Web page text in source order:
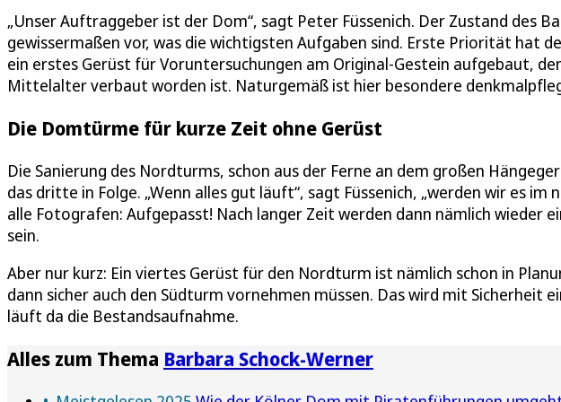
„Unser Auftraggeber ist der Dom“, sagt Peter Füssenich. Der Zustand des
gewissermaßen vor, was die wichtigsten Aufgaben sind. Erste Priorität hat
ein erstes Gerüst für Voruntersuchungen am Original-Gestein aufgebaut,
Mittelalter verbaut worden ist. Naturgemäß ist hier besondere
Die Domtürme für kurze Zeit ohne Gerüst
Die Sanierung des Nordturms, schon aus der Ferne an dem großen
das dritte in Folge. „Wenn alles gut läuft“, sagt Füssenich, „werden wir es im
alle Fotografen: Aufgepasst! Nach langer Zeit werden dann nämlich wieder
sein.
Aber nur kurz: Ein viertes Gerüst für den Nordturm ist nämlich schon in
dann sicher auch den Südturm vornehmen müssen. Das wird mit Sicherheit
läuft da die Bestandsaufnahme.
Alles zum Thema Barbara Schock-Werner